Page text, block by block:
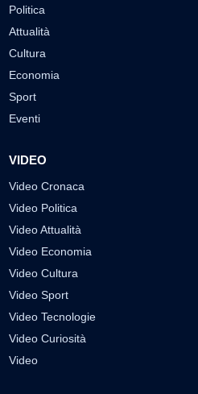
Politica
Attualità
Cultura
Economia
Sport
Eventi
VIDEO
Video Cronaca
Video Politica
Video Attualità
Video Economia
Video Cultura
Video Sport
Video Tecnologie
Video Curiosità
Video